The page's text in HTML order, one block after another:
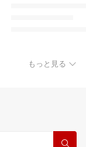
もっと見る